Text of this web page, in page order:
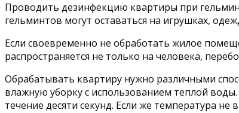
Проводить дезинфекцию квартиры при
гельминтов могут оставаться на игрушках,
Если своевременно не обработать жилое
распространяется не только на человека,
Обрабатывать квартиру нужно различными
влажную уборку с использованием теплой
течение десяти секунд. Если же температура